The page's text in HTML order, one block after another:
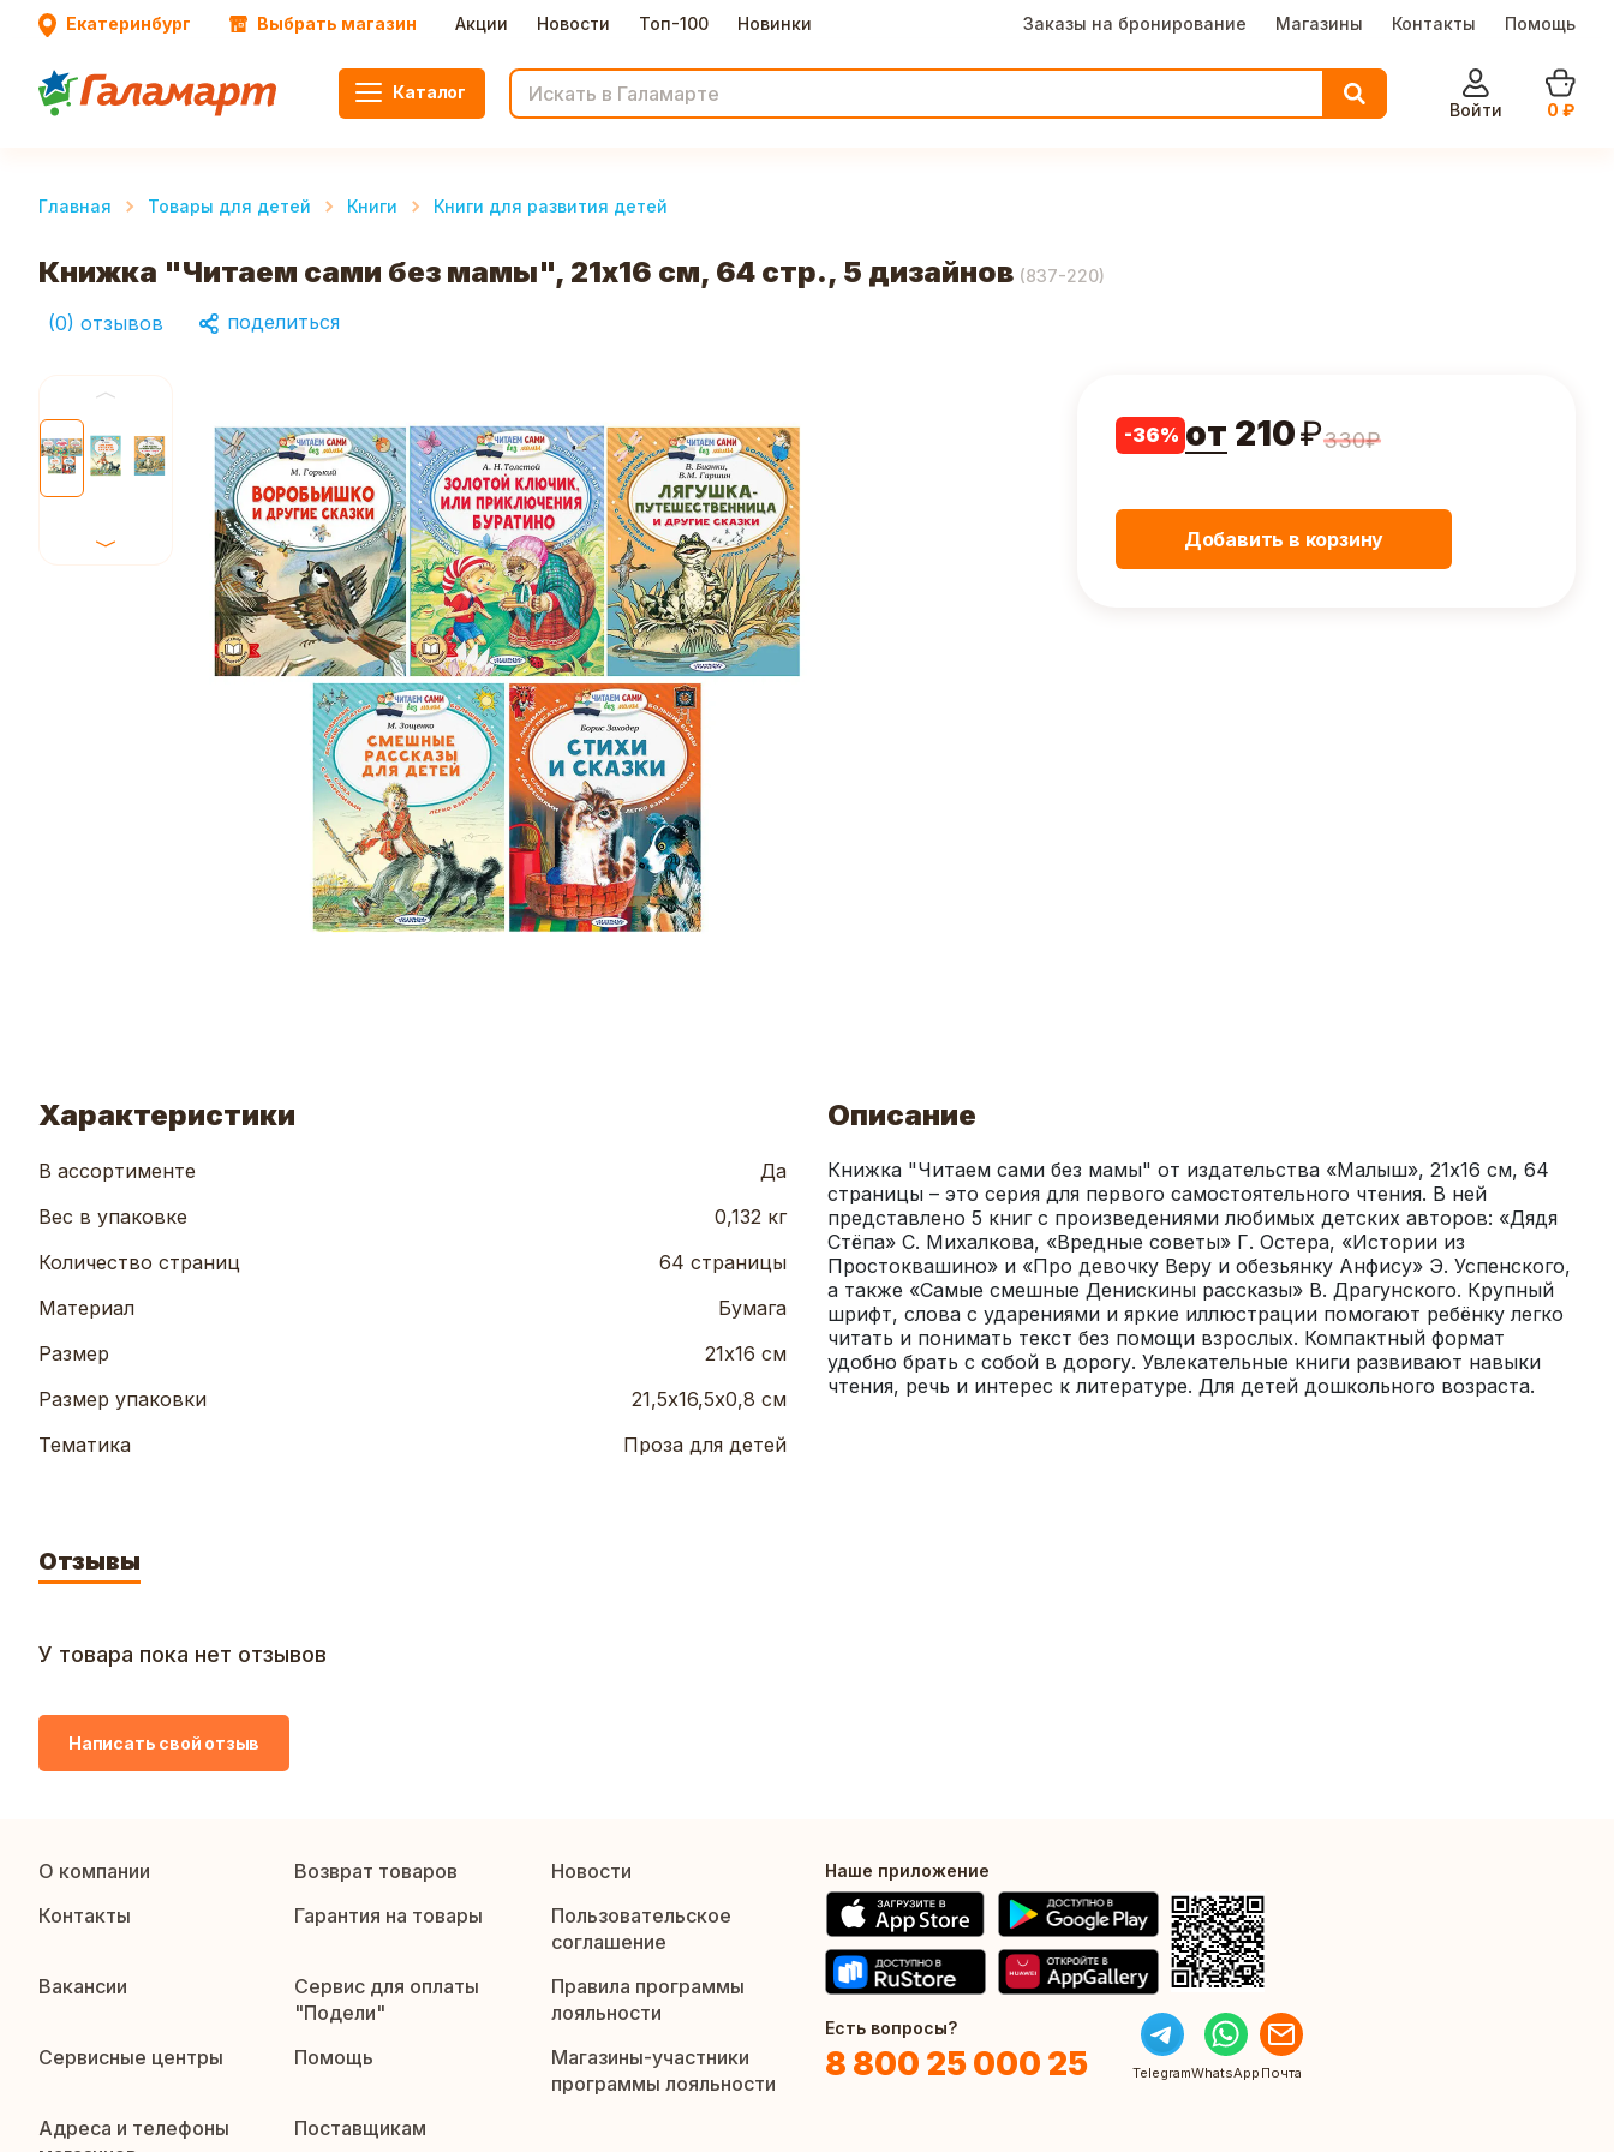
Екатеринбург Выбрать магазин Акции Новости Топ-100 Новинки Заказы на бронирование Магазины Контакты Помощь
Каталог
Войти
0 ₽
Главная Товары для детей Книги Книги для развития детей
Книжка "Читаем сами без мамы", 21х16 см, 64 стр., 5 дизайнов (837-220)
(0) отзывов поделиться
-36% от 210₽330₽
Добавить в корзину
Характеристики
В ассортименте
Да
Вес в упаковке
0,132 кг
Количество страниц
64 страницы
Материал
Бумага
Размер
21х16 см
Размер упаковки
21,5х16,5х0,8 см
Тематика
Проза для детей
Описание
Книжка "Читаем сами без мамы" от издательства «Малыш», 21х16 см, 64
страницы – это серия для первого самостоятельного чтения. В ней
представлено 5 книг с произведениями любимых детских авторов: «Дядя
Стёпа» С. Михалкова, «Вредные советы» Г. Остера, «Истории из
Простоквашино» и «Про девочку Веру и обезьянку Анфису» Э. Успенского,
а также «Самые смешные Денискины рассказы» В. Драгунского. Крупный
шрифт, слова с ударениями и яркие иллюстрации помогают ребёнку легко
читать и понимать текст без помощи взрослых. Компактный формат
удобно брать с собой в дорогу. Увлекательные книги развивают навыки
чтения, речь и интерес к литературе. Для детей дошкольного возраста.
Отзывы
У товара пока нет отзывов
Написать свой отзыв
О компании Возврат товаров
Новости
Контакты
Гарантия на товары
Пользовательское
соглашение
Вакансии
Сервис для оплаты
"Подели"
Правила программы
лояльности
Сервисные центры
Помощь
Магазины-участники
программы лояльности
Адреса и телефоны
Поставщикам
Наше приложение
Есть вопросы?
8 800 25 000 25 TelegramWhatsApp Почта